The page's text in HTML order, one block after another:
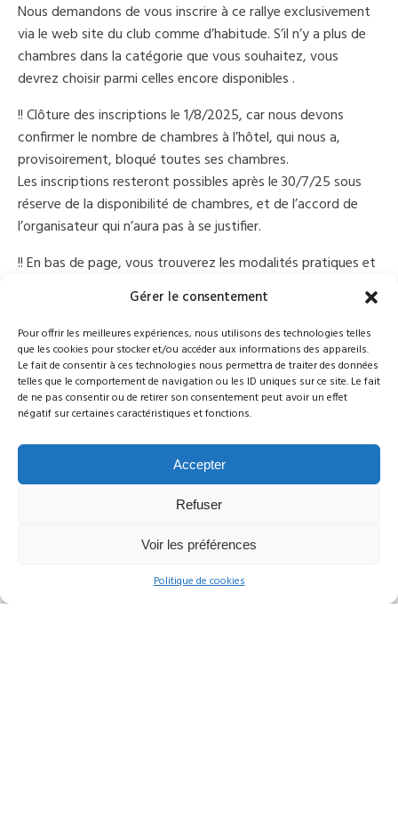
Gérer le consentement
Pour offrir les meilleures expériences, nous utilisons des technologies telles
que les cookies pour stocker et/ou accéder aux informations des appareils.
Le fait de consentir à ces technologies nous permettra de traiter des données
telles que le comportement de navigation ou les ID uniques sur ce site. Le fait
de ne pas consentir ou de retirer son consentement peut avoir un effet
négatif sur certaines caractéristiques et fonctions.
Accepter
Refuser
Voir les préférences
Politique de cookies
Nous demandons de vous inscrire à ce rallye exclusivement
via le web site du club comme d’habitude. S’il n’y a plus de
chambres dans la catégorie que vous souhaitez, vous
devrez choisir parmi celles encore disponibles .
!! Clôture des inscriptions le 1/8/2025, car nous devons
confirmer le nombre de chambres à l’hôtel, qui nous a,
provisoirement, bloqué toutes ses chambres.
Les inscriptions resteront possibles après le 30/7/25 sous
réserve de la disponibilité de chambres, et de l’accord de
l’organisateur qui n’aura pas à se justifier.
!! En bas de page, vous trouverez les modalités pratiques et
financières pour vous inscrire.!!
exceptionnel.
Bien amicalement,
Philippe Bernard
Détails
Date : 20 septembre 2026au27 septembre 2026
Organisteur